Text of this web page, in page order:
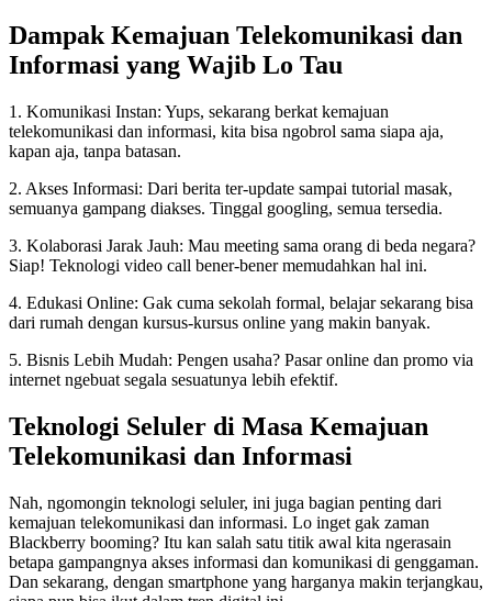
Dampak Kemajuan Telekomunikasi dan
Informasi yang Wajib Lo Tau
1. Komunikasi Instan: Yups, sekarang berkat kemajuan
telekomunikasi dan informasi, kita bisa ngobrol sama siapa aja,
kapan aja, tanpa batasan.
2. Akses Informasi: Dari berita ter-update sampai tutorial masak,
semuanya gampang diakses. Tinggal googling, semua tersedia.
3. Kolaborasi Jarak Jauh: Mau meeting sama orang di beda negara?
Siap! Teknologi video call bener-bener memudahkan hal ini.
4. Edukasi Online: Gak cuma sekolah formal, belajar sekarang bisa
dari rumah dengan kursus-kursus online yang makin banyak.
5. Bisnis Lebih Mudah: Pengen usaha? Pasar online dan promo via
internet ngebuat segala sesuatunya lebih efektif.
Teknologi Seluler di Masa Kemajuan
Telekomunikasi dan Informasi
Nah, ngomongin teknologi seluler, ini juga bagian penting dari
kemajuan telekomunikasi dan informasi. Lo inget gak zaman
Blackberry booming? Itu kan salah satu titik awal kita ngerasain
betapa gampangnya akses informasi dan komunikasi di genggaman.
Dan sekarang, dengan smartphone yang harganya makin terjangkau,